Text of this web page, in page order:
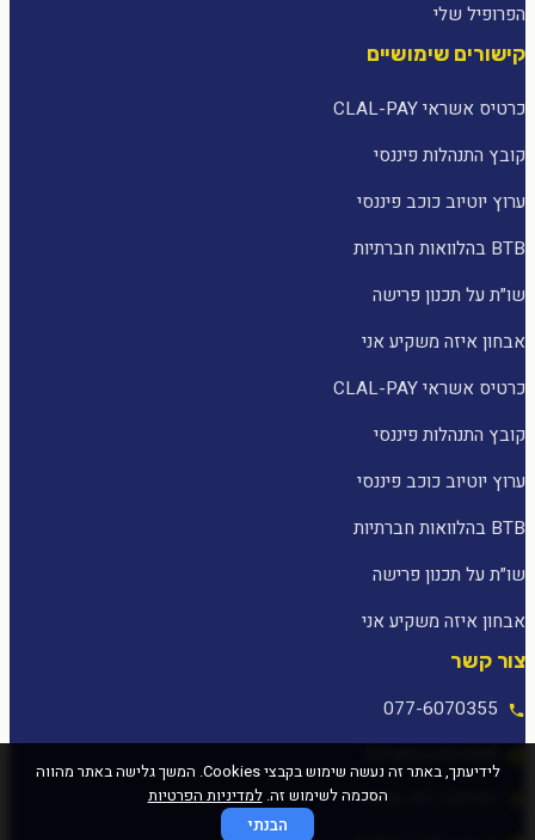
הפרופיל שלי
קישורים שימושיים
כרטיס אשראי CLAL-PAY
קובץ התנהלות פיננסי
ערוץ יוטיוב כוכב פיננסי
BTB בהלוואות חברתיות
שו״ת על תכנון פרישה
אבחון איזה משקיע אני
כרטיס אשראי CLAL-PAY
קובץ התנהלות פיננסי
ערוץ יוטיוב כוכב פיננסי
BTB בהלוואות חברתיות
שו״ת על תכנון פרישה
אבחון איזה משקיע אני
צור קשר
077-6070355
לידיעתך, באתר זה נעשה שימוש בקבצי Cookies. המשך גלישה באתר מהווה
הסכמה לשימוש זה.למדיניות הפרטיות
הבנתי